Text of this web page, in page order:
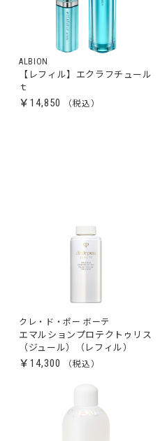
ALBION
【レフィル】エクラフチュール
ｔ
￥14,850
クレ・ド・ポー ボーテ
エマルションプロテクトゥリス
（ジュール）（レフィル）
￥14,300